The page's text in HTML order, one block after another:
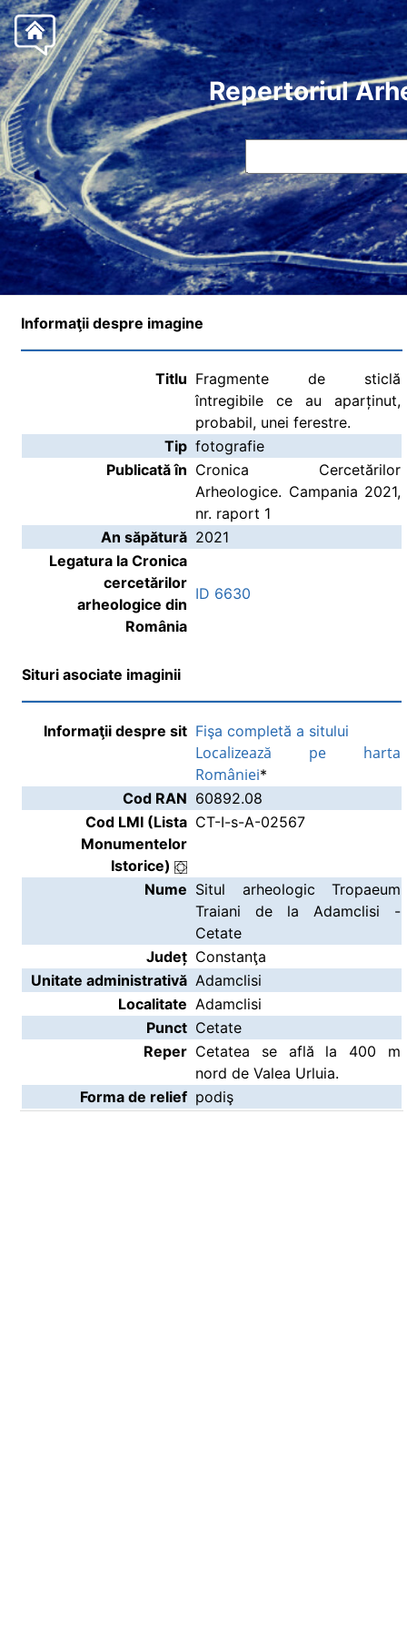
Repertoriul
Informaţii despre imagine
Titlu Fragmente de sticlă
întregibile ce au aparținut,
probabil, unei ferestre.
Tip fotografie
Publicată în Cronica Cercetărilor
Arheologice. Campania 2021,
nr. raport 1
An săpătură 2021
Legatura la Cronica
cercetărilor
arheologice din
România
ID 6630
Situri asociate imaginii
Informaţii despre sit Fişa completă a sitului
Localizează pe harta
României*
Cod RAN 60892.08
Cod LMI (Lista
Monumentelor
Istorice)
CT-I-s-A-02567
Nume Situl arheologic Tropaeum
Traiani de la Adamclisi -
Cetate
Județ Constanţa
Unitate administrativă Adamclisi
Localitate Adamclisi
Punct Cetate
Reper Cetatea se află la 400 m
nord de Valea Urluia.
Forma de relief podiş